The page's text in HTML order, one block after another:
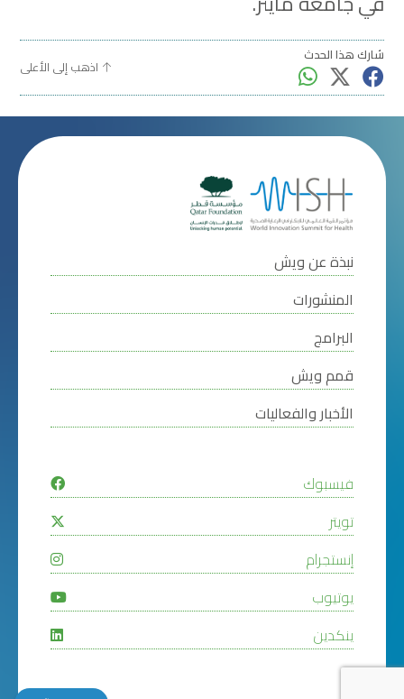
شارك هذا الحدث
اذهب إلى الأعلى
نبذة عن ويش
المنشورات
البرامج
قمم ويش
الأخبار والفعاليات
فيسبوك
تويتر
إنستجرام
يوتيوب
ينكدين